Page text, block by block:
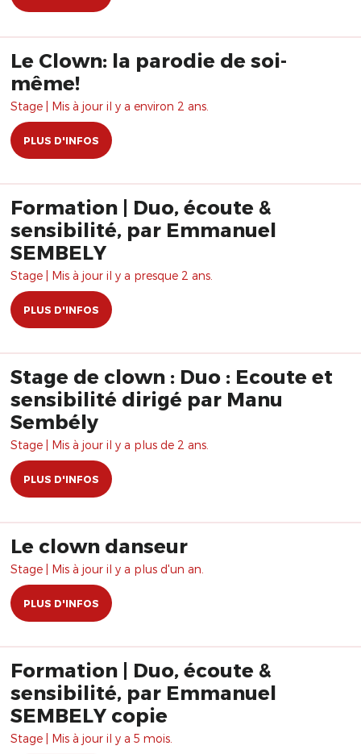
Le Clown: la parodie de soi-
même!
Stage | Mis à jour il y a environ 2 ans.
PLUS D'INFOS
Formation | Duo, écoute &
sensibilité, par Emmanuel
SEMBELY
Stage | Mis à jour il y a presque 2 ans.
PLUS D'INFOS
Stage de clown : Duo : Ecoute et
sensibilité dirigé par Manu
Sembély
Stage | Mis à jour il y a plus de 2 ans.
PLUS D'INFOS
Le clown danseur
Stage | Mis à jour il y a plus d'un an.
PLUS D'INFOS
Formation | Duo, écoute &
sensibilité, par Emmanuel
SEMBELY copie
Stage | Mis à jour il y a 5 mois.